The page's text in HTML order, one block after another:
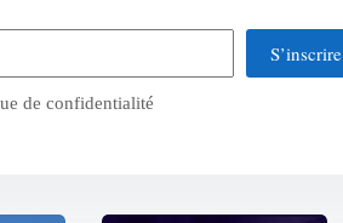
S’inscrire
de confidentialité